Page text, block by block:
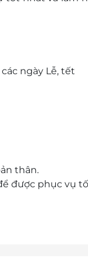
ngày Lễ, tết
thân.
được phục vụ
mặt, không trả